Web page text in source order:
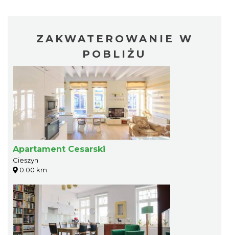
ZAKWATEROWANIE W
POBLIŻU
Apartament Cesarski
Cieszyn
0.00 km